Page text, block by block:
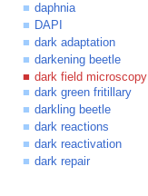
daphnia
DAPI
dark adaptation
darkening beetle
dark field microscopy
dark green fritillary
darkling beetle
dark reactions
dark reactivation
dark repair